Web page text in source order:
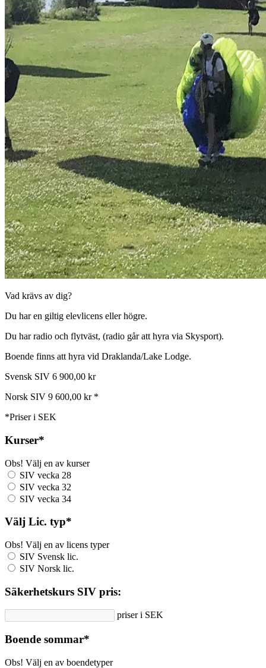
Vad krävs av dig?
Du har en giltig elevlicens eller högre.
Du har radio och flytväst, (radio går att hyra via Skysport).
Boende finns att hyra vid Draklanda/Lake Lodge.
Svensk SIV 6 900,00 kr
Norsk SIV 9 600,00 kr *
*Priser i SEK
Kurser*
Obs! Välj en av kurser
SIV vecka 28
SIV vecka 32
SIV vecka 34
Välj Lic. typ*
Obs! Välj en av licens typer
SIV Svensk lic.
SIV Norsk lic.
Säkerhetskurs SIV pris:
priser i SEK
Boende sommar*
Obs! Välj en av boendetyper